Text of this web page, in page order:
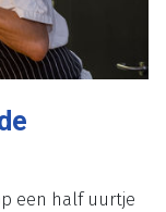
een half uurtje